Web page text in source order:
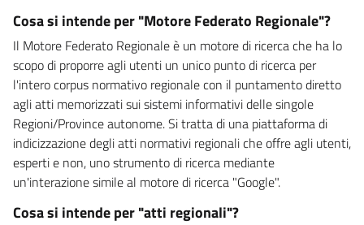
Cosa si intende per "Motore Federato Regionale"?
Il Motore Federato Regionale è un motore di ricerca che ha lo
scopo di proporre agli utenti un unico punto di ricerca per
l'intero corpus normativo regionale con il puntamento diretto
agli atti memorizzati sui sistemi informativi delle singole
Regioni/Province autonome. Si tratta di una piattaforma di
indicizzazione degli atti normativi regionali che offre agli utenti,
esperti e non, uno strumento di ricerca mediante
un'interazione simile al motore di ricerca "Google".
Cosa si intende per "atti regionali"?